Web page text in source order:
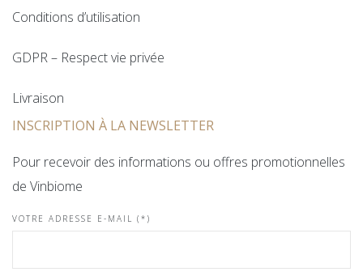
Conditions d’utilisation
GDPR – Respect vie privée
Livraison
INSCRIPTION À LA NEWSLETTER
Pour recevoir des informations ou offres promotionnelles
de Vinbiome
VOTRE ADRESSE E-MAIL (*)